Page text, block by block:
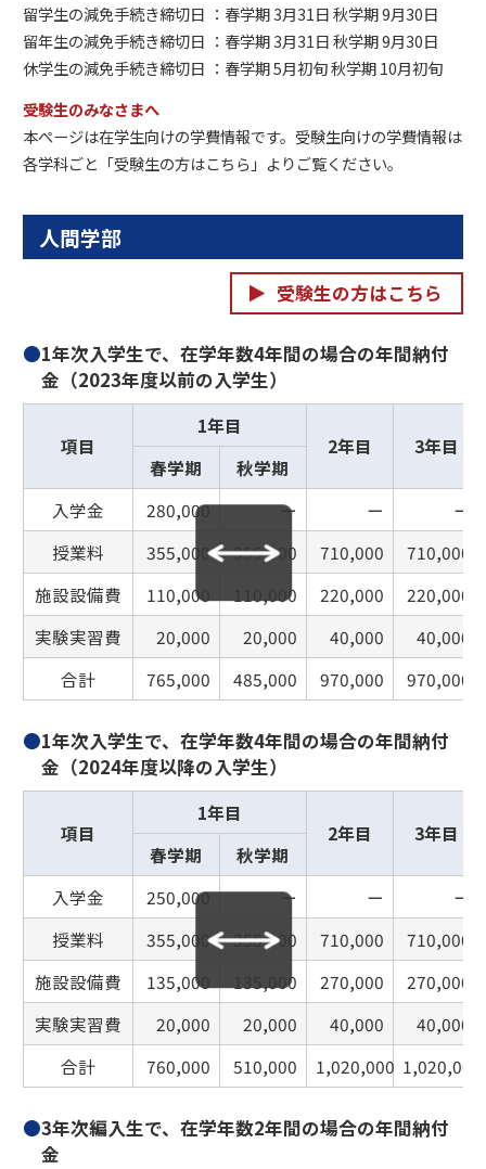
留学生の減免手続き締切日
春学期 3月31日 秋学期 9月30日
留年生の減免手続き締切日
春学期 3月31日 秋学期 9月30日
休学生の減免手続き締切日
春学期 5月初旬 秋学期 10月初旬
受験生のみなさまへ
本ぺージは在学生向けの学費情報です。受験生向けの学費情報は
各学科ごと「受験生の方はこちら」よりご覧ください。
人間学部
受験生の方はこちら
●1年次入学生で、在学年数4年間の場合の年間納付
金（2023年度以前の入学生）
項目
1年目
2年目
3年目
春学期
秋学期
入学金
280,000 ー ー
ー
授業料
355,000 355,000 710,000
710,000
施設設備費
110,000 110,000 220,000
220,000
実験実習費
20,000 20,000 40,000
40,000
合計
765,000 485,000 970,000 970,000
●1年次入学生で、在学年数4年間の場合の年間納付
金（2024年度以降の入学生）
項目
1年目
2年目
3年目
春学期
秋学期
入学金
250,000 ー ー
ー
授業料
355,000 355,000 710,000
710,000
施設設備費
135,000 135,000 270,000
270,000
実験実習費
20,000 20,000 40,000
40,000
合計
760,000 510,000 1,020,000 1,020,000
●3年次編入生で、在学年数2年間の場合の年間納付
金